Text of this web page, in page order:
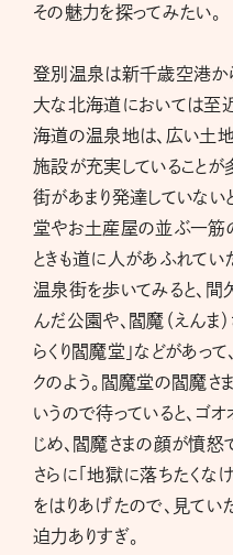
その魅力を探ってみたい。
登別温泉は新千歳空港か
大な北海道においては至
海道の温泉地は、広い土
施設が充実していることが
街があまり発達していない
堂やお土産屋の並ぶ一筋
ときも道に人があふれてい
温泉街を歩いてみると、
んだ公園や、閻魔（えんま
らくり閻魔堂」などがあっ
クのよう。閻魔堂の閻魔さ
いうので待っていると、ゴ
じめ、閻魔さまの顔が憤怒
さらに「地獄に落ちたくな
をはりあげたので、見てい
迫力ありすぎ。